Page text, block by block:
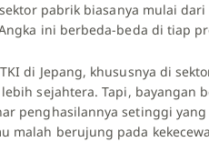
pabrik biasanya mulai
ini berbeda-beda di tiap
di Jepang, khususnya di
sejahtera. Tapi, bayangan
penghasilannya setinggi
malah berujung pada